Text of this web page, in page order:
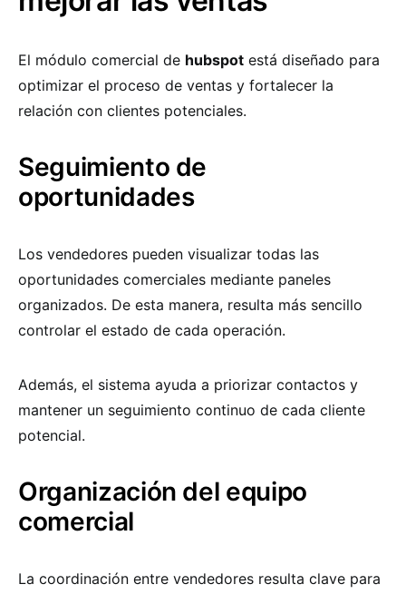
El módulo comercial de hubspot está diseñado para
optimizar el proceso de ventas y fortalecer la
relación con clientes potenciales.
Seguimiento de
oportunidades
Los vendedores pueden visualizar todas las
oportunidades comerciales mediante paneles
organizados. De esta manera, resulta más sencillo
controlar el estado de cada operación.
Además, el sistema ayuda a priorizar contactos y
mantener un seguimiento continuo de cada cliente
potencial.
Organización del equipo
comercial
La coordinación entre vendedores resulta clave para